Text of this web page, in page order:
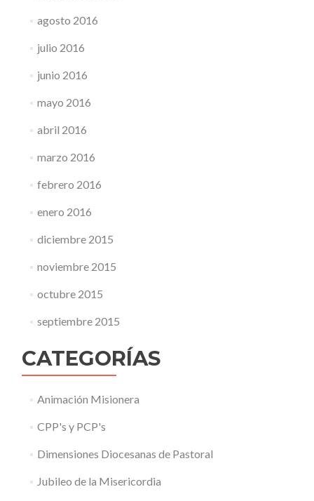
agosto 2016
julio 2016
junio 2016
mayo 2016
abril 2016
marzo 2016
febrero 2016
enero 2016
diciembre 2015
noviembre 2015
octubre 2015
septiembre 2015
CATEGORÍAS
Animación Misionera
CPP's y PCP's
Dimensiones Diocesanas de Pastoral
Jubileo de la Misericordia